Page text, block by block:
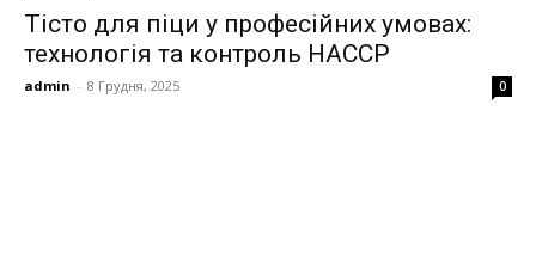
Тісто для піци у професійних умовах:
технологія та контроль HACCP
admin - 8 Грудня, 2025 0